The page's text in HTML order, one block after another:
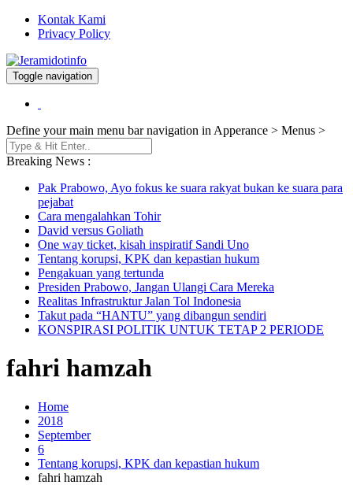
Kontak Kami
Privacy Policy
Jeramidotinfo
Berita dan Informasi Terkini
Toggle navigation
Define your main menu bar navigation in Apperance > Menus >
Breaking News :
Pak Prabowo, Ayo fokus ke suara rakyat bukan ke suara para
pejabat
Cara mengalahkan Tohir
David versus Goliath
One way ticket, kisah inspiratif Sandi Uno
Tentang korupsi, KPK dan kepastian hukum
Pengakuan yang tertunda
Presiden Prabowo, Jangan Ulangi Cara Mereka
Realitas Infrastruktur Jalan Tol Indonesia
Takut pada “HANTU” yang dibangun sendiri
KONSPIRASI POLITIK UNTUK TETAP 2 PERIODE
fahri hamzah
Home
2018
September
6
Tentang korupsi, KPK dan kepastian hukum
fahri hamzah